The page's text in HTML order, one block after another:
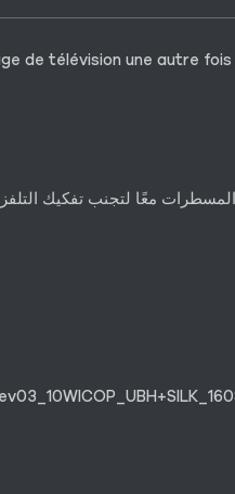
de télévision une autre
المسطرات معًا لتجنب تفكيك